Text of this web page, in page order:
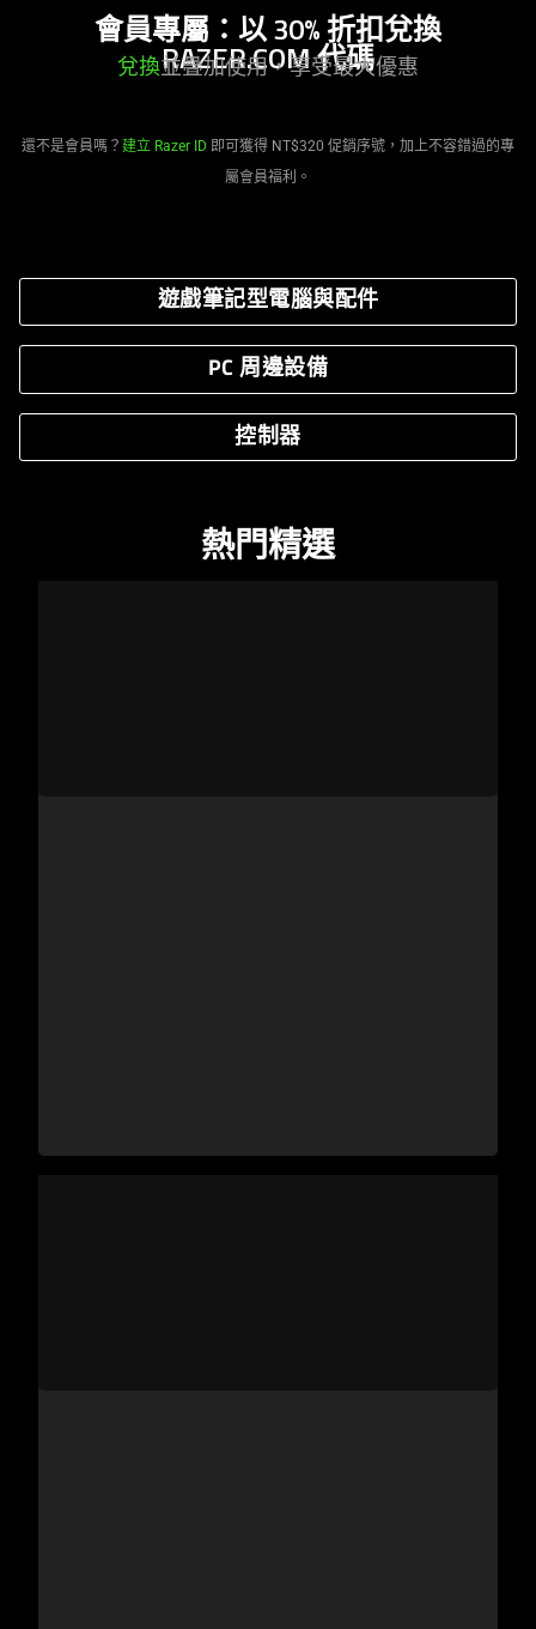
會員專屬：以 30% 折扣兌換
RAZER.COM代碼
兌換並疊加使用，享受最大優惠
還不是會員嗎？ 建立 Razer ID即可獲得 NT$320 促銷序號，加上不容錯過的專
屬會員福利 。
遊戲筆記型電腦與配件
PC 周邊設備
控制器
熱門精選